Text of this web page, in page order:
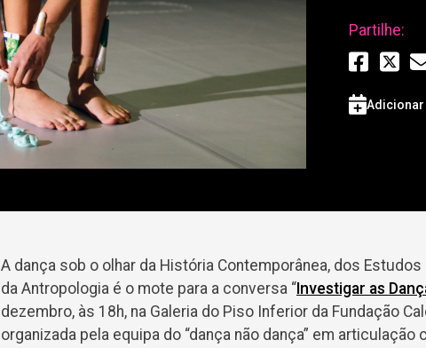
Partilhe:
A dança sob o olhar da História Contemporânea, dos
da Antropologia é o mote para a conversa “ Investigar as
dezembro, às 18h, na Galeria do Piso Inferior da Fundação
organizada pela equipa do “dança não dança” em articulação